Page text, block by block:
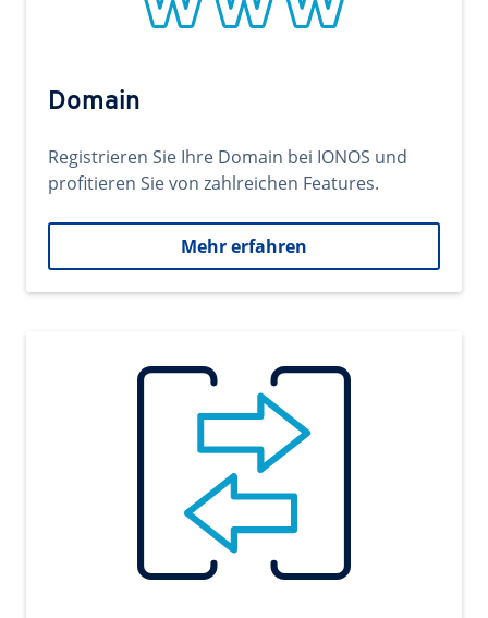
Domain
Registrieren Sie Ihre Domain bei IONOS und
profitieren Sie von zahlreichen Features.
Mehr erfahren